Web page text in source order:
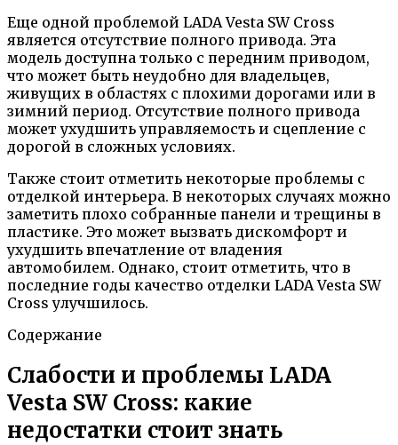
Еще одной проблемой LADA Vesta SW Cross
является отсутствие полного привода. Эта
модель доступна только с передним приводом,
что может быть неудобно для владельцев,
живущих в областях с плохими дорогами или в
зимний период. Отсутствие полного привода
может ухудшить управляемость и сцепление с
дорогой в сложных условиях.
Также стоит отметить некоторые проблемы с
отделкой интерьера. В некоторых случаях можно
заметить плохо собранные панели и трещины в
пластике. Это может вызвать дискомфорт и
ухудшить впечатление от владения
автомобилем. Однако, стоит отметить, что в
последние годы качество отделки LADA Vesta SW
Cross улучшилось.
Содержание
Слабости и проблемы LADA
Vesta SW Cross: какие
недостатки стоит знать